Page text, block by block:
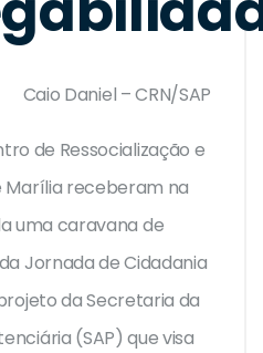
Caio Daniel – CRN/SAP
de Ressocialização e
Marília receberam na
uma caravana de
Jornada de Cidadania
da Secretaria da
(SAP) que visa